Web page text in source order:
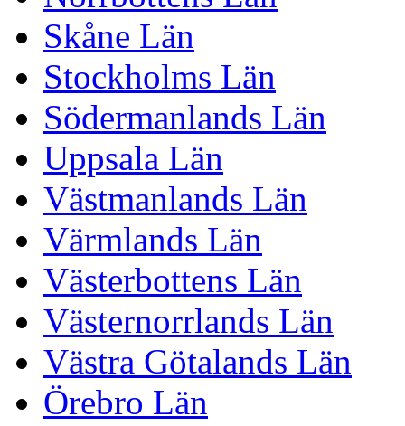
Skåne Län
Stockholms Län
Södermanlands Län
Uppsala Län
Västmanlands Län
Värmlands Län
Västerbottens Län
Västernorrlands Län
Västra Götalands Län
Örebro Län